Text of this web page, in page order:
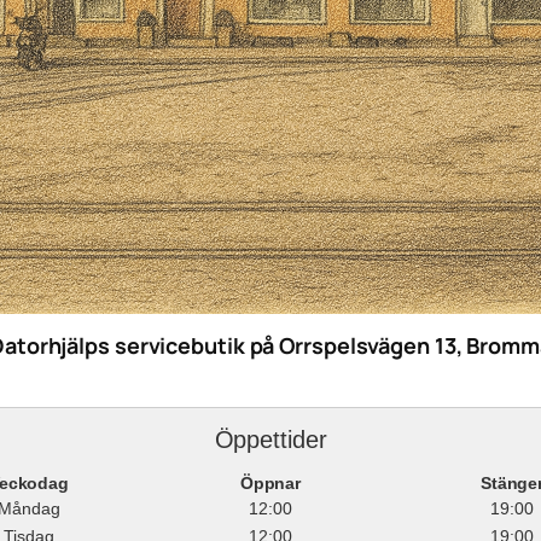
servicebutik på Orrspelsvägen 13,
Öppettider
Öppnar
12:00
19:00
Tisdag
12:00 19:00